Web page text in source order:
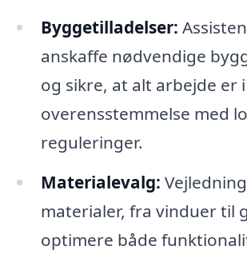
Byggetilladelser:
anskaffe nødvendige
og sikre, at alt arbejde er i
overensstemmelse med
reguleringer.
Materialevalg:
materialer, fra vinduer til
optimere både